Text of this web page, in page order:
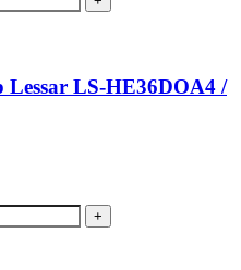
LS-HE36DOA4 /